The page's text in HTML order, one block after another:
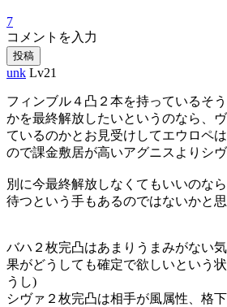
7
コメントを入力
投稿
unk Lv21
フィンブル４凸２本を持っているそ
かを最終解放したいというのなら、
ているのかとお見受けしてエウロペ
ので課金敷居が高いアグニスよりシヴ
別に今最終解放しなくてもいいのな
待つという手もあるのではないかと思
バハ２枚完凸はあまりうまみがない
果がどうしても確定で欲しいという
うし)
シヴァ２枚完凸は相手が風属性、格